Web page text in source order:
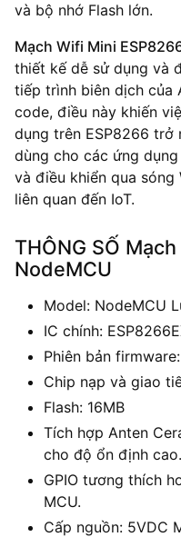
và bộ nhớ Flash lớn.
Mạch Wifi Mini
thiết kế dễ sử dụng và
tiếp trình biên dịch của
code, điều này khiến
dụng trên ESP8266
dùng cho các ứng
và điều khiển qua
liên quan đến IoT.
THÔNG SỐ
NodeMCU
Model: NodeMCU
IC chính:
Phiên bản
Chip nạp và giao
Flash: 16MB
Tích hợp Anten
cho độ ổn định cao.
GPIO tương thích
MCU.
Cấp nguồn: 5VDC